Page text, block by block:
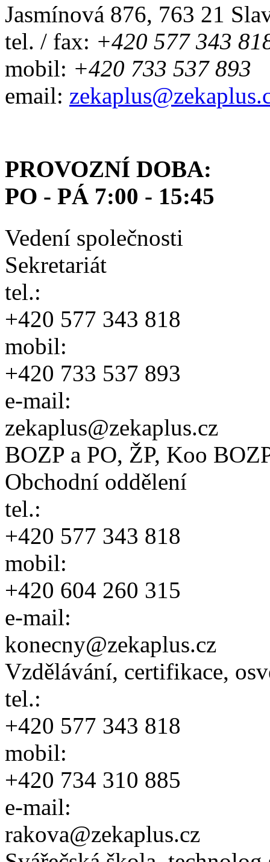
Jasmínová 876, 763 21
tel. / fax: +420 577 343
mobil: +420 733 537 893
email:
PROVOZNÍ DOBA:
PO - PÁ 7:00 - 15:45
Vedení společnosti
Sekretariát
tel.:
+420 577 343 818
mobil:
+420 733 537 893
e-mail:
zekaplus@zekaplus.cz
BOZP a PO, ŽP, Koo
Obchodní oddělení
tel.:
+420 577 343 818
mobil:
+420 604 260 315
e-mail:
konecny@zekaplus.cz
Vzdělávání, certifikace,
tel.:
+420 577 343 818
mobil:
+420 734 310 885
e-mail:
rakova@zekaplus.cz